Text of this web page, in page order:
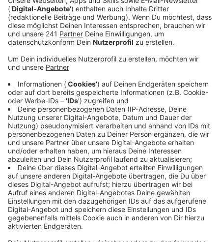
Anzeige
Er soll über Jahre Kontrastmittel-Rezepte an die Firma
seiner Ehefrau weitergeleitet und ihr somit zu
Millionen verholfen haben. Sie soll die Rezepte
eingelöst und damit Gewinn gemacht haben. Wegen
dieses Vorwurfs hat die Staatanwaltschaft jetzt 4
Jahre lang Beweise gegen den Radiologie-
Unternehmer gesammelt. Auf unsere Nachfrage teilt
sie mit, dass eine Anklage erhoben wurde. Die liegt
jetzt beim Kölner Landgericht – Ob der Tatvorwurf
und das Ausmaß den Vorwürfen von damals entspricht,
ist noch unklar. Vor einem Jahr hatten die Sana Kliniken
Med 360 Grad übernommen. Bereits Ende 2022 war
der Angeklagte aus dem Vorstand ausgeschieden.
Anzeige